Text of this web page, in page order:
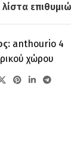
anthourio 4
χώρου